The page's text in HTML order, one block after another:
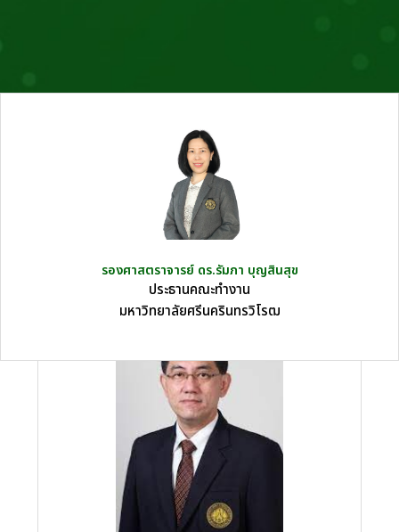
รองศาสตราจารย์ ดร.รัมภา บุญสินสุข
ประธานคณะทำงาน
มหาวิทยาลัยศรีนครินทรวิโรฒ